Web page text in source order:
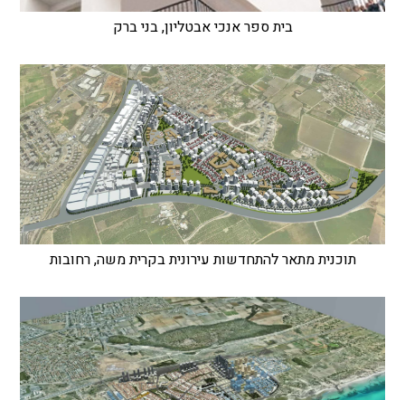
בית ספר אנכי אבטליון, בני ברק
תוכנית מתאר להתחדשות עירונית בקרית משה, רחובות